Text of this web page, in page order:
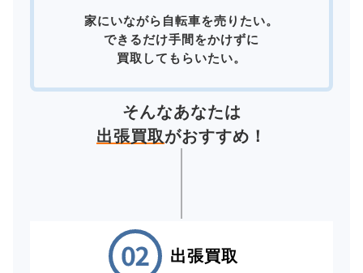
家にいながら自転車を売りたい。
できるだけ手間をかけずに
買取してもらいたい。
そんなあなたは
出張買取がおすすめ！
出張買取